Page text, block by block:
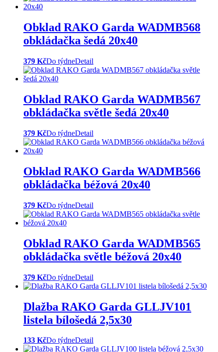
Obklad RAKO Garda WADMB568
obkládačka šedá 20x40
379 KčDo týdneDetail
Obklad RAKO Garda WADMB567
obkládačka světle šedá 20x40
379 KčDo týdneDetail
Obklad RAKO Garda WADMB566
obkládačka béžová 20x40
379 KčDo týdneDetail
Obklad RAKO Garda WADMB565
obkládačka světle béžová 20x40
379 KčDo týdneDetail
Dlažba RAKO Garda GLLJV101
listela bílošedá 2,5x30
133 KčDo týdneDetail